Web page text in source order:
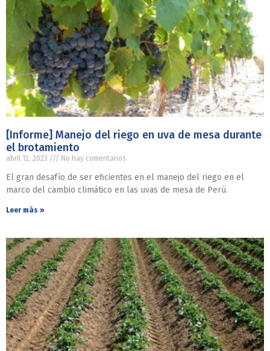
[Informe] Manejo del riego en uva de mesa durante
el brotamiento
abril 12, 2023 No hay comentarios
El gran desafío de ser eficientes en el manejo del riego en el
marco del cambio climático en las uvas de mesa de Perú.
Leer más »